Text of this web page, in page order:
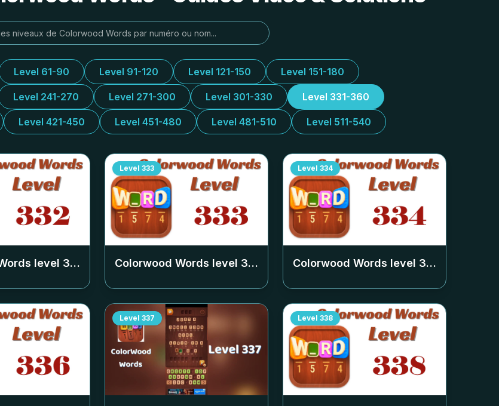
Level 61-90 Level 91-120 Level 121-150 Level 151-180
Level 241-270 Level 271-300 Level 301-330 Level 331-360
Level 421-450 Level 451-480 Level 481-510 Level 511-540
level 332
Level 333
Colorwood Words level 333
Level 334
Colorwood Words level 334
Level 337 Level 338